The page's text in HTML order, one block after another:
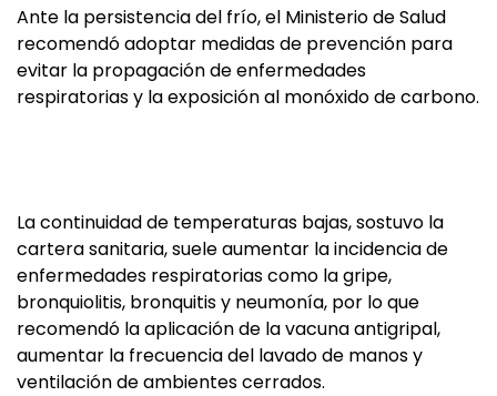
Ante la persistencia del frío, el Ministerio de Salud
recomendó adoptar medidas de prevención para
evitar la propagación de enfermedades
respiratorias y la exposición al monóxido de carbono.
La continuidad de temperaturas bajas, sostuvo la
cartera sanitaria, suele aumentar la incidencia de
enfermedades respiratorias como la gripe,
bronquiolitis, bronquitis y neumonía, por lo que
recomendó la aplicación de la vacuna antigripal,
aumentar la frecuencia del lavado de manos y
ventilación de ambientes cerrados.